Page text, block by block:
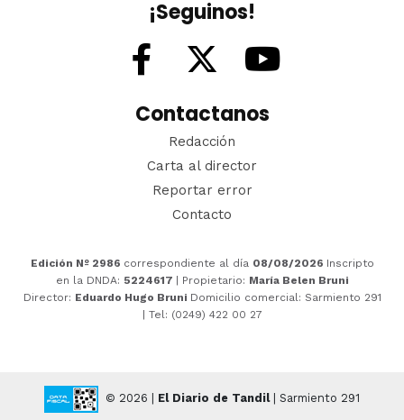
¡Seguinos!
Contactanos
Redacción
Carta al director
Reportar error
Contacto
Edición Nº 2986 correspondiente al día 08/08/2026 Inscripto
en la DNDA: 5224617 | Propietario: María Belen Bruni
Director: Eduardo Hugo Bruni Domicilio comercial: Sarmiento 291
| Tel: (0249) 422 00 27
© 2026 | El Diario de Tandil| Sarmiento 291